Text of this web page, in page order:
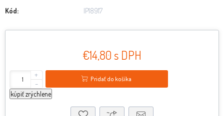
Kód:
IP18917
€14,80 s DPH
+
-
Pridať do košíka
kúpiť zrýchlene